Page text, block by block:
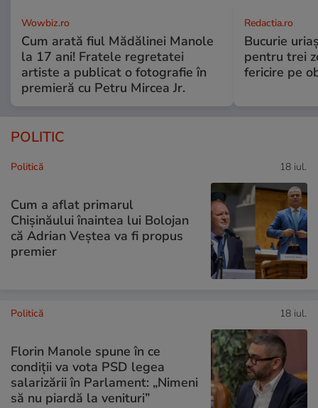
Wowbiz.ro
Cum arată fiul Mădălinei Manole
la 17 ani! Fratele regretatei
artiste a publicat o fotografie în
premieră cu Petru Mircea Jr.
Redactia.ro
Bucurie
pentru trei
fericire pe
POLITIC
Politică 18 iul.
Cum a aflat primarul
Chișinăului înaintea lui Bolojan
că Adrian Veștea va fi propus
premier
Politică 18 iul.
Florin Manole spune în ce
condiții va vota PSD legea
salarizării în Parlament: „Nimeni
să nu piardă la venituri”